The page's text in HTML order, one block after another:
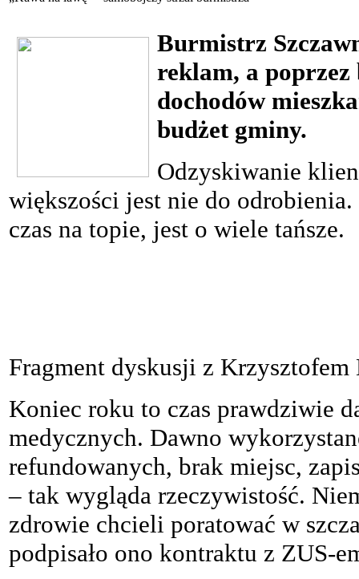
Burmistrz
reklam, a
dochodów
budżet gminy.
Odzyskiwanie
większości jest nie do
czas na topie, jest o wiele tańsze.
Fragment dyskusji z
Koniec roku to czas prawdziwie
medycznych. Dawno
refundowanych, brak miejsc,
– tak wygląda rzeczywistość.
zdrowie chcieli poratować w
podpisało ono kontraktu z ZUS-